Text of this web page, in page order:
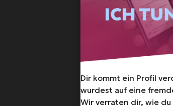
Dir kommt ein Profil
wurdest auf eine
Wir verraten dir, wie